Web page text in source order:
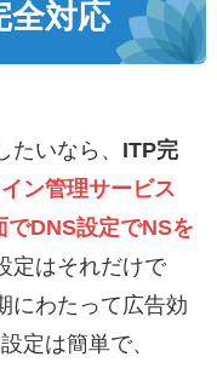
全対応
いなら、 ITP完
イン管理サービス
でDNS設定でNSを
定はそれだけで
にわたって広告効
定は簡単で、